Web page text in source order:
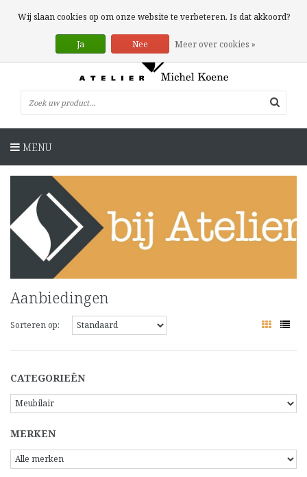
0 Artikelen
MENU
Aanbiedingen
Sorteren op:
CATEGORIEËN
MERKEN
Wij slaan cookies op om onze website te verbeteren. Is dat akkoord?
Ja Nee Meer over cookies »